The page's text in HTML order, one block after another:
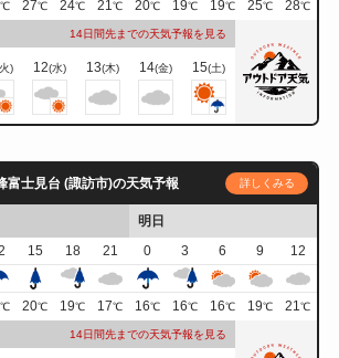
℃ 27℃ 24℃ 21℃ 20℃ 19℃ 19℃ 25℃ 28℃
14日間先までの天気予報を見る
) 12(水) 13(木) 14(金) 15(土)
富士見台 (諏訪市)の天気予報 詳しくみる
明日
15 18 21 0 3 6 9
12
℃ 20℃ 19℃ 17℃ 16℃ 16℃ 16℃ 19℃ 21℃
14日間先までの天気予報を見る